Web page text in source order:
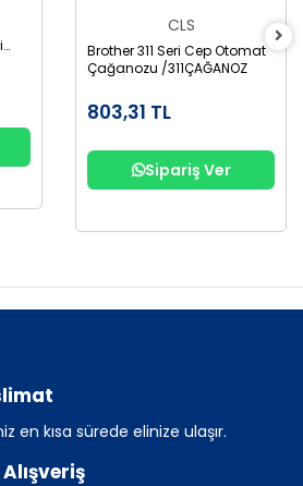
CLS
Brother 311 Seri Cep Otomat
Çağanozu /311ÇAĞANOZ
803,31 TL
Sipariş Ver
en kısa sürede elinize ulaşır.